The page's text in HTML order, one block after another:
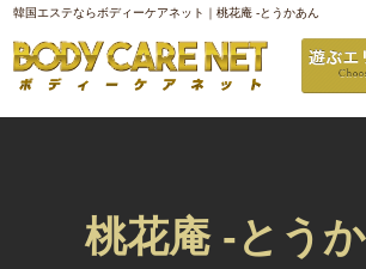
韓国エステならボディーケアネット｜桃花庵 -とうかあん
桃花庵 -とう